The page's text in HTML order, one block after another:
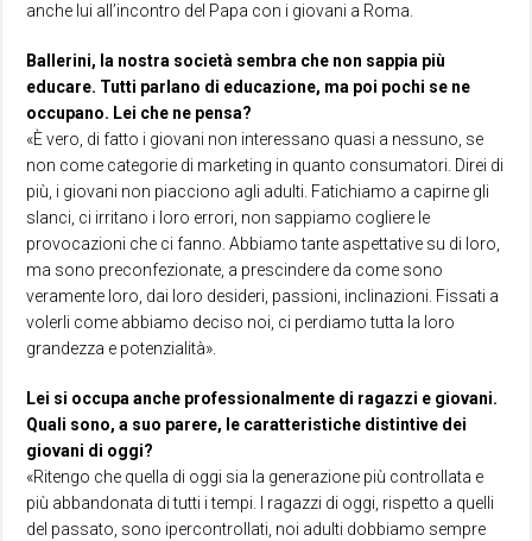
anche lui all’incontro del Papa con i giovani a Roma.
Ballerini, la nostra società sembra che non sappia più
educare. Tutti parlano di educazione, ma poi pochi se ne
occupano. Lei che ne pensa?
«È vero, di fatto i giovani non interessano quasi a nessuno, se
non come categorie di marketing in quanto consumatori. Direi di
più, i giovani non piacciono agli adulti. Fatichiamo a capirne gli
slanci, ci irritano i loro errori, non sappiamo cogliere le
provocazioni che ci fanno. Abbiamo tante aspettative su di loro,
ma sono preconfezionate, a prescindere da come sono
veramente loro, dai loro desideri, passioni, inclinazioni. Fissati a
volerli come abbiamo deciso noi, ci perdiamo tutta la loro
grandezza e potenzialità».
Lei si occupa anche professionalmente di ragazzi e giovani.
Quali sono, a suo parere, le caratteristiche distintive dei
giovani di oggi?
«Ritengo che quella di oggi sia la generazione più controllata e
più abbandonata di tutti i tempi. I ragazzi di oggi, rispetto a quelli
del passato, sono ipercontrollati, noi adulti dobbiamo sempre